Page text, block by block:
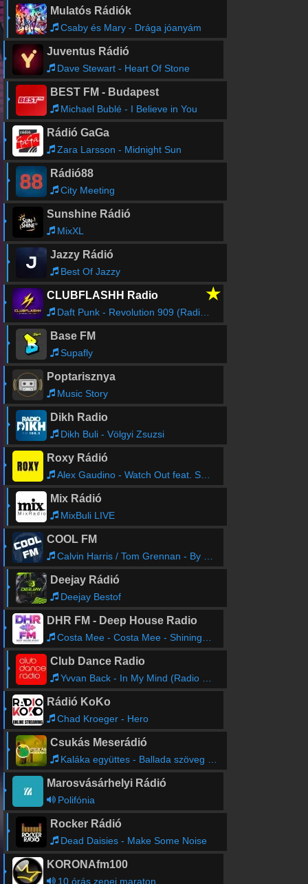
Mulatós Rádiók
Csaby és Mary - Drága jóanyám
Juventus Rádió
Dave Stewart - Heart Of Stone
BEST FM - Budapest
Michael Bublé - I Believe in You
Rádió GaGa
Zara Larsson - Midnight Sun
Rádió88
City Meeting
Sunshine Rádió
MixXL
Jazzy Rádió
Best Of Jazzy
CLUBFLASHH Radio ★
Daft Punk - Revolution 909 (Radio Edit)
Base FM
Supafly
Poptarisznya
Music Story
Dikh Radio
Dikh Buli - Völgyi Zsuzsi
Roxy Rádió
Alex Gaudino - Watch Out feat. Shena
Mix Rádió
MixBuli LIVE
COOL FM
Calvin Harris / Tom Grennan - By Your Side
Deejay Rádió
Deejay Bestof
DHR FM - Deep House Radio
Costa Mee - Costa Mee - Shining In The Dark
Club Dance Radio
Yvvan Back - In My Mind (Radio Edit)
Rádió KoKo
Chad Kroeger - Hero
Csukás Meserádió
Kaláka együttes - Ballada szöveg nélkül
Marosvásárhelyi Rádió
Polifónia
Rocker Rádió
Dead Daisies - Make Some Noise
KORONAfm100
10 órás zenei maraton